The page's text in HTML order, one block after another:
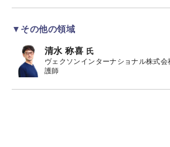
▼その他の領域
清水 称喜 氏
ヴェクソンインターナショナル株式
護師